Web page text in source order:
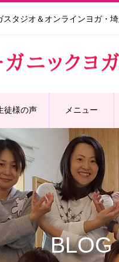
スタジオ＆オンラインヨガ・
徒様の声 メニュー
BLOG